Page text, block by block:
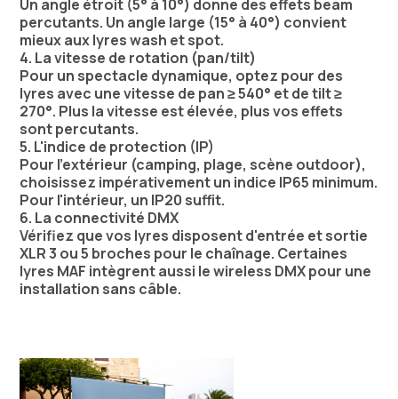
Un angle étroit (5° à 10°) donne des effets beam
percutants. Un angle large (15° à 40°) convient
mieux aux lyres wash et spot.
4. La vitesse de rotation (pan/tilt)
Pour un spectacle dynamique, optez pour des
lyres avec une vitesse de pan ≥ 540° et de tilt ≥
270°. Plus la vitesse est élevée, plus vos effets
sont percutants.
5. L'indice de protection (IP)
Pour l'extérieur (camping, plage, scène outdoor),
choisissez impérativement un indice IP65 minimum.
Pour l'intérieur, un IP20 suffit.
6. La connectivité DMX
Vérifiez que vos lyres disposent d'entrée et sortie
XLR 3 ou 5 broches pour le chaînage. Certaines
lyres MAF intègrent aussi le wireless DMX pour une
installation sans câble.